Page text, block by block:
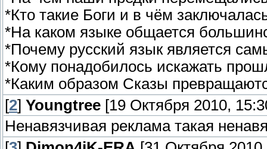
*Кто такие Боги и в чём
*На каком языке общается
*Почему русский язык является
*Кому понадобилось искажать
*Каким образом Сказы
[2] Youngtree [19 Октября 2010,
Ненавязчивая реклама такая